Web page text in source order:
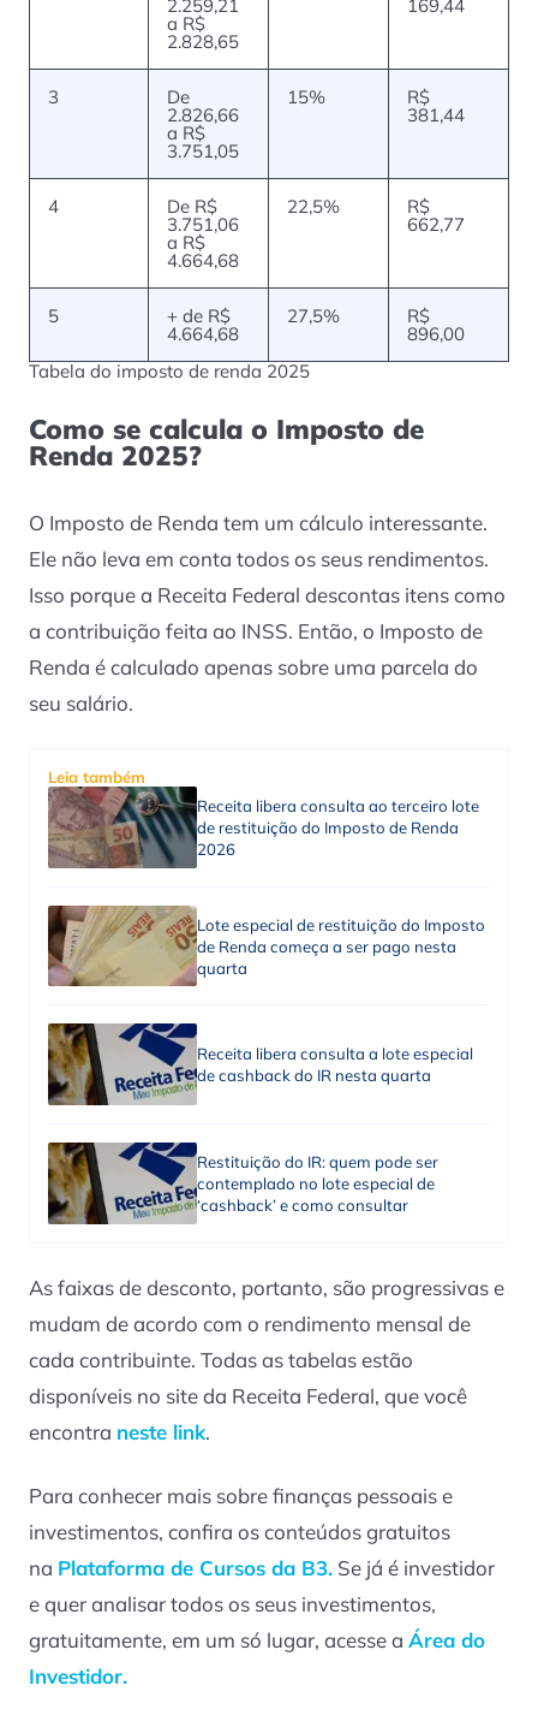
2.259,21
a R$
2.828,65
169,44
3 De
2.826,66
a R$
3.751,05
15% R$
381,44
4 De R$
3.751,06
a R$
4.664,68
22,5% R$
662,77
5 + de R$
4.664,68
27,5% R$
896,00
Tabela do imposto de renda 2025
Como se calcula o Imposto de
Renda 2025?
O Imposto de Renda tem um cálculo interessante.
Ele não leva em conta todos os seus rendimentos.
Isso porque a Receita Federal descontas itens como
a contribuição feita ao INSS. Então, o Imposto de
Renda é calculado apenas sobre uma parcela do
seu salário.
Leia também
Receita libera consulta ao terceiro lote
de restituição do Imposto de Renda
2026
Lote especial de restituição do Imposto
de Renda começa a ser pago nesta
quarta
Receita libera consulta a lote especial
de cashback do IR nesta quarta
Restituição do IR: quem pode ser
contemplado no lote especial de
‘cashback’ e como consultar
As faixas de desconto, portanto, são progressivas e
mudam de acordo com o rendimento mensal de
cada contribuinte. Todas as tabelas estão
disponíveis no site da Receita Federal, que você
encontra neste link.
Para conhecer mais sobre finanças pessoais e
investimentos, confira os conteúdos gratuitos
na Plataforma de Cursos da B3. Se já é investidor
e quer analisar todos os seus investimentos,
gratuitamente, em um só lugar, acesse a Área do
Investidor.